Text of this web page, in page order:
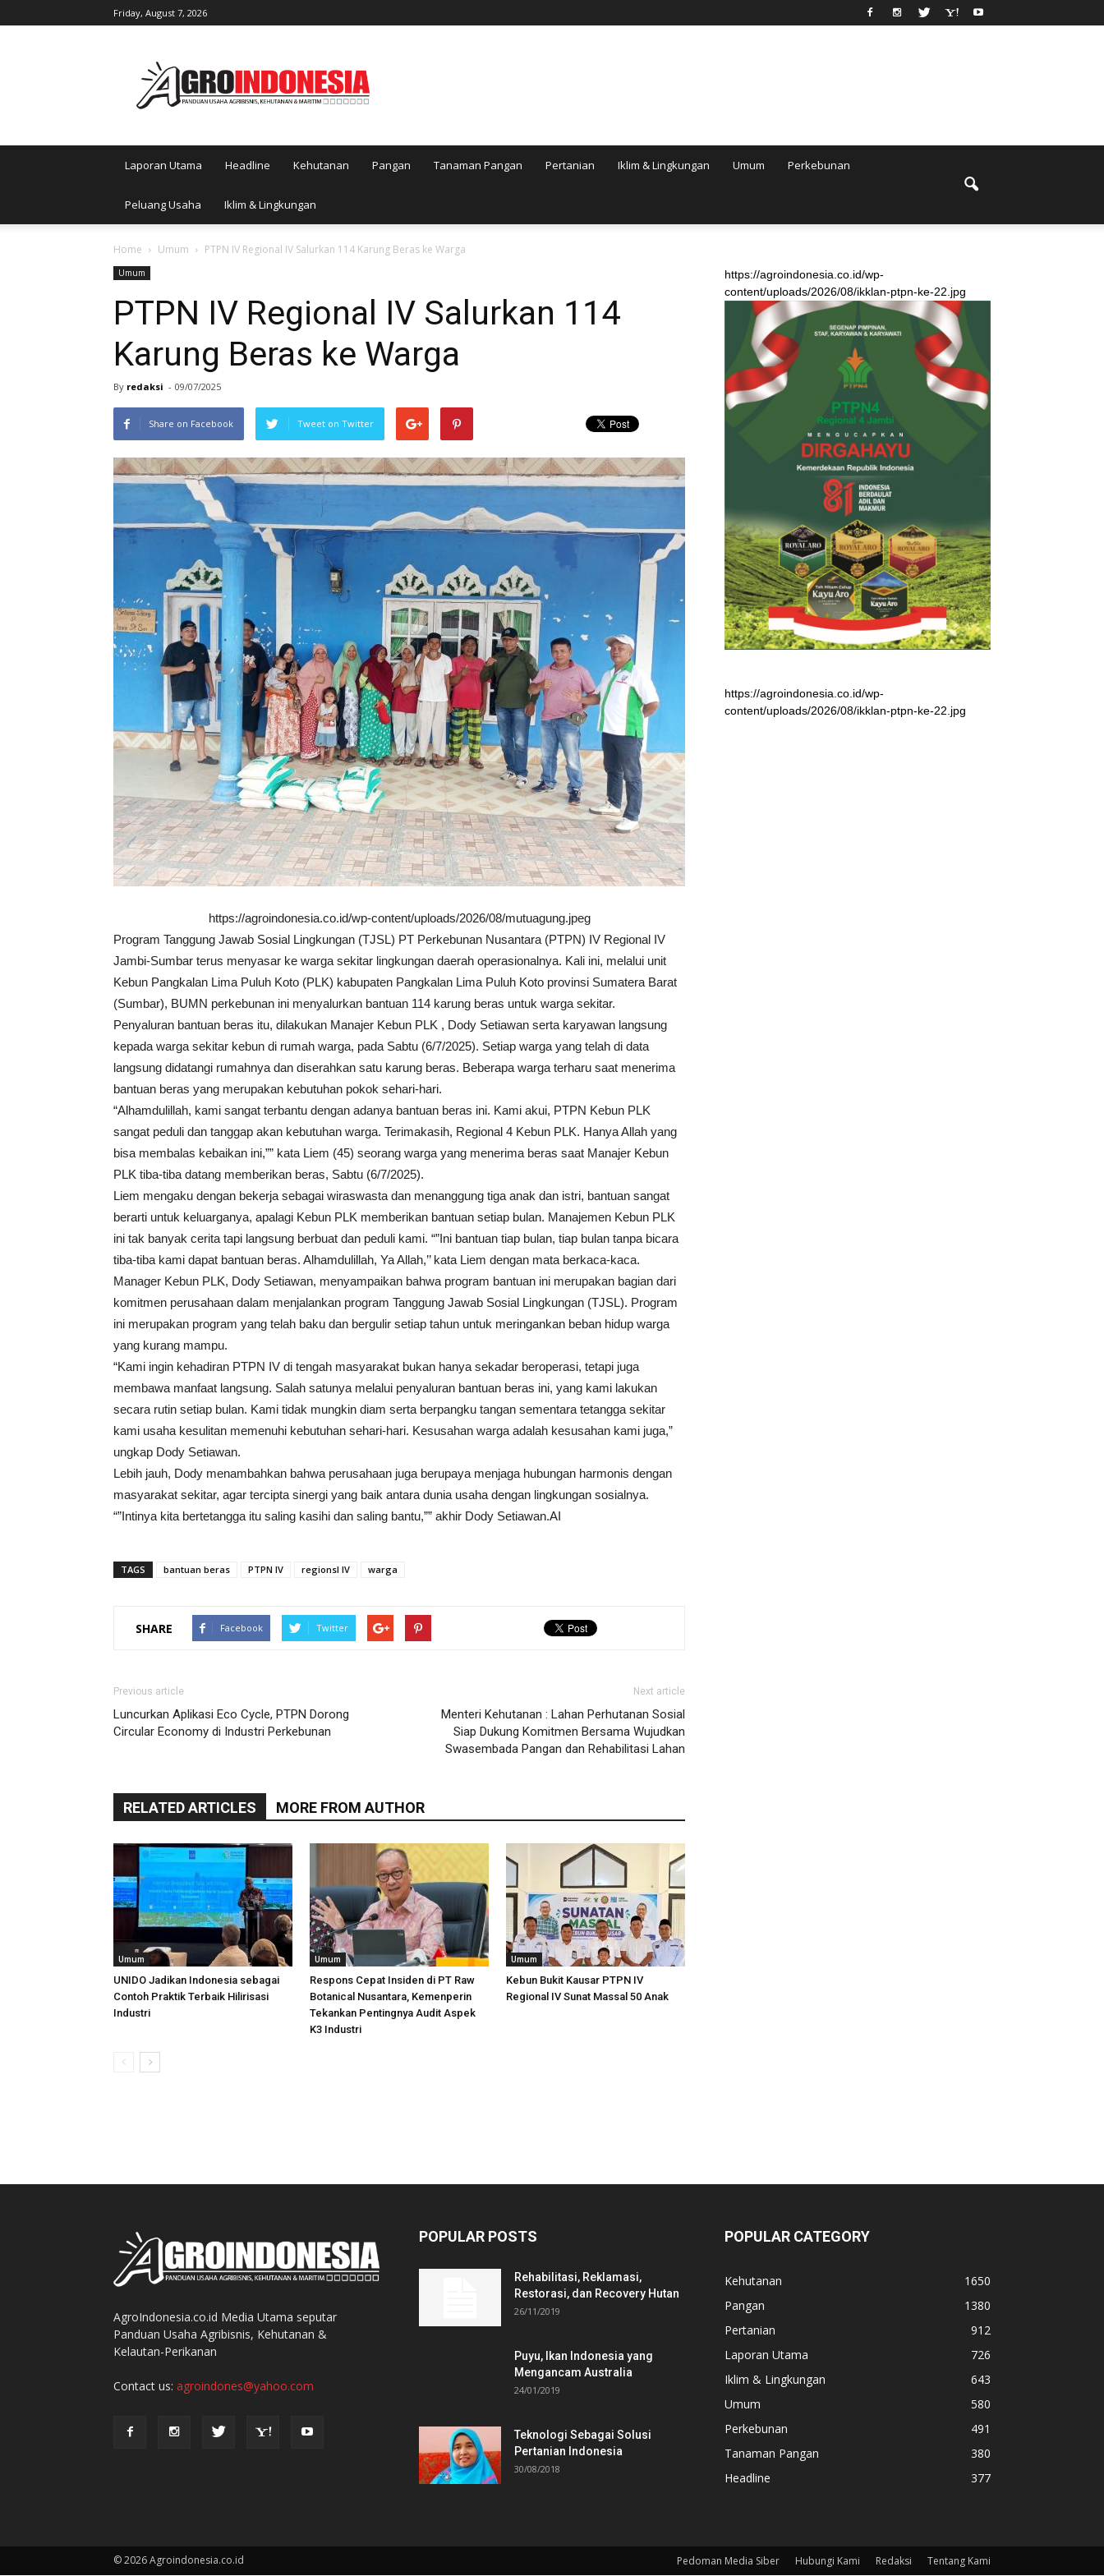
Friday, August 7, 2026
Laporan Utama Headline Kehutanan Pangan Tanaman Pangan Pertanian Iklim & Lingkungan Umum Perkebunan
Peluang Usaha Iklim & Lingkungan
Home Umum PTPN IV Regional IV Salurkan 114 Karung Beras ke Warga
Umum
PTPN IV Regional IV Salurkan 114
Karung Beras ke Warga
By redaksi - 09/07/2025
Share on Facebook Tweet on Twitter
https://agroindonesia.co.id/wp-content/uploads/2026/08/mutuagung.jpeg
Program Tanggung Jawab Sosial Lingkungan (TJSL) PT Perkebunan Nusantara (PTPN) IV Regional IV
Jambi-Sumbar terus menyasar ke warga sekitar lingkungan daerah operasionalnya. Kali ini, melalui unit
Kebun Pangkalan Lima Puluh Koto (PLK) kabupaten Pangkalan Lima Puluh Koto provinsi Sumatera Barat
(Sumbar), BUMN perkebunan ini menyalurkan bantuan 114 karung beras untuk warga sekitar.
Penyaluran bantuan beras itu, dilakukan Manajer Kebun PLK , Dody Setiawan serta karyawan langsung
kepada warga sekitar kebun di rumah warga, pada Sabtu (6/7/2025). Setiap warga yang telah di data
langsung didatangi rumahnya dan diserahkan satu karung beras. Beberapa warga terharu saat menerima
bantuan beras yang merupakan kebutuhan pokok sehari-hari.
“Alhamdulillah, kami sangat terbantu dengan adanya bantuan beras ini. Kami akui, PTPN Kebun PLK
sangat peduli dan tanggap akan kebutuhan warga. Terimakasih, Regional 4 Kebun PLK. Hanya Allah yang
bisa membalas kebaikan ini,”” kata Liem (45) seorang warga yang menerima beras saat Manajer Kebun
PLK tiba-tiba datang memberikan beras, Sabtu (6/7/2025).
Liem mengaku dengan bekerja sebagai wiraswasta dan menanggung tiga anak dan istri, bantuan sangat
berarti untuk keluarganya, apalagi Kebun PLK memberikan bantuan setiap bulan. Manajemen Kebun PLK
ini tak banyak cerita tapi langsung berbuat dan peduli kami. “”Ini bantuan tiap bulan, tiap bulan tanpa bicara
tiba-tiba kami dapat bantuan beras. Alhamdulillah, Ya Allah,’’ kata Liem dengan mata berkaca-kaca.
Manager Kebun PLK, Dody Setiawan, menyampaikan bahwa program bantuan ini merupakan bagian dari
komitmen perusahaan dalam menjalankan program Tanggung Jawab Sosial Lingkungan (TJSL). Program
ini merupakan program yang telah baku dan bergulir setiap tahun untuk meringankan beban hidup warga
yang kurang mampu.
“Kami ingin kehadiran PTPN IV di tengah masyarakat bukan hanya sekadar beroperasi, tetapi juga
membawa manfaat langsung. Salah satunya melalui penyaluran bantuan beras ini, yang kami lakukan
secara rutin setiap bulan. Kami tidak mungkin diam serta berpangku tangan sementara tetangga sekitar
kami usaha kesulitan memenuhi kebutuhan sehari-hari. Kesusahan warga adalah kesusahan kami juga,”
ungkap Dody Setiawan.
Lebih jauh, Dody menambahkan bahwa perusahaan juga berupaya menjaga hubungan harmonis dengan
masyarakat sekitar, agar tercipta sinergi yang baik antara dunia usaha dengan lingkungan sosialnya.
“”Intinya kita bertetangga itu saling kasihi dan saling bantu,”” akhir Dody Setiawan.AI
TAGS bantuan beras PTPN IV regionsl IV warga
SHARE Facebook Twitter
Previous article
Luncurkan Aplikasi Eco Cycle, PTPN Dorong
Circular Economy di Industri Perkebunan
Next article
Menteri Kehutanan : Lahan Perhutanan Sosial
Siap Dukung Komitmen Bersama Wujudkan
Swasembada Pangan dan Rehabilitasi Lahan
RELATED ARTICLES MORE FROM AUTHOR
Umum
UNIDO Jadikan Indonesia sebagai
Contoh Praktik Terbaik Hilirisasi
Industri
Umum
Respons Cepat Insiden di PT Raw
Botanical Nusantara, Kemenperin
Tekankan Pentingnya Audit Aspek
K3 Industri
Umum
Kebun Bukit Kausar PTPN IV
Regional IV Sunat Massal 50 Anak
https://agroindonesia.co.id/wp-
content/uploads/2026/08/ikklan-ptpn-ke-22.jpg
https://agroindonesia.co.id/wp-
content/uploads/2026/08/ikklan-ptpn-ke-22.jpg
AgroIndonesia.co.id Media Utama seputar
Panduan Usaha Agribisnis, Kehutanan &
Kelautan-Perikanan
Contact us: agroindones@yahoo.com
POPULAR POSTS
Rehabilitasi, Reklamasi,
Restorasi, dan Recovery Hutan
26/11/2019
Puyu, Ikan Indonesia yang
Mengancam Australia
24/01/2019
Teknologi Sebagai Solusi
Pertanian Indonesia
30/08/2018
POPULAR CATEGORY
Kehutanan
1650
Pangan
1380
Pertanian
912
Laporan Utama
726
Iklim & Lingkungan
643
Umum
580
Perkebunan
491
Tanaman Pangan
380
Headline
377
Pedoman Media Siber Hubungi Kami Redaksi Tentang Kami
© 2026 Agroindonesia.co.id